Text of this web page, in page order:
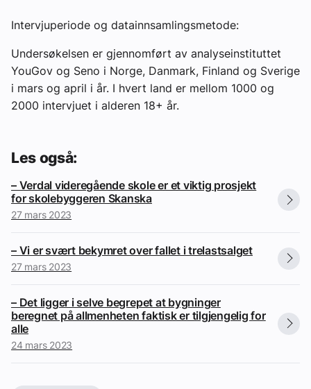
Intervjuperiode og datainnsamlingsmetode:
Undersøkelsen er gjennomført av analyseinstituttet
YouGov og Seno i Norge, Danmark, Finland og Sverige
i mars og april i år. I hvert land er mellom 1000 og
2000 intervjuet i alderen 18+ år.
Les også:
– Verdal videregående skole er et viktig prosjekt
for skolebyggeren Skanska
27 mars 2023
– Vi er svært bekymret over fallet i trelastsalget
27 mars 2023
– Det ligger i selve begrepet at bygninger
beregnet på allmenheten faktisk er tilgjengelig for
alle
24 mars 2023